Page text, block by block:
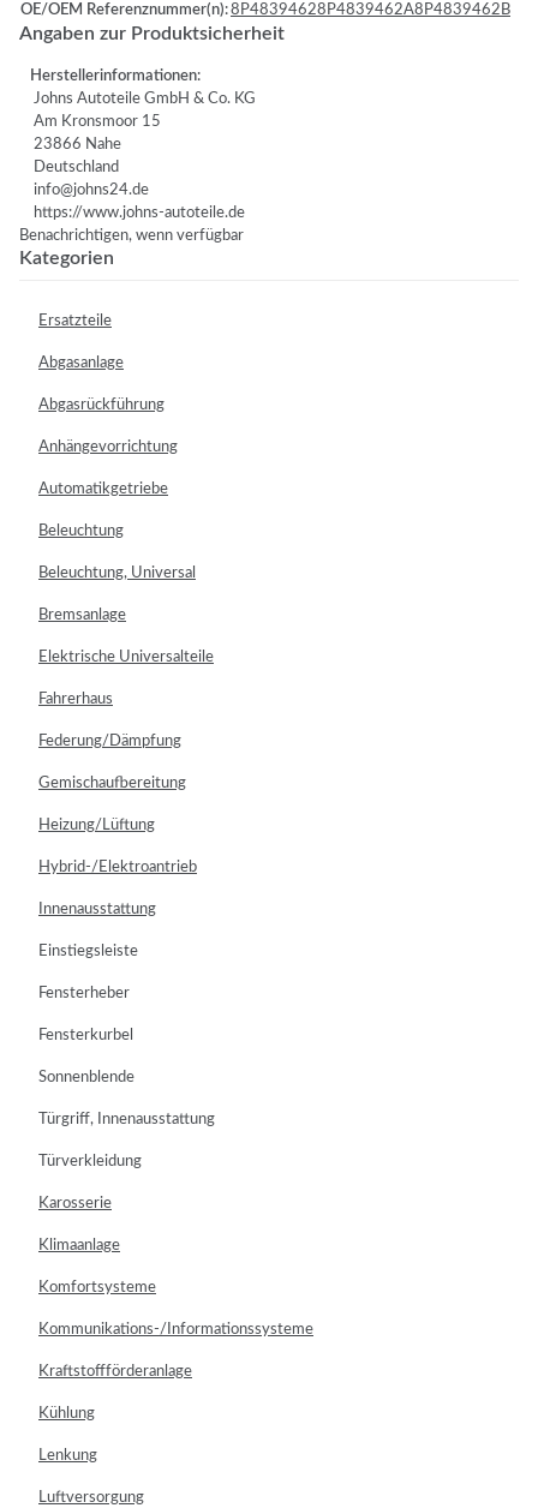
OE/OEM Referenznummer(n):8P48394628P4839462A8P4839462B
Angaben zur Produktsicherheit
Herstellerinformationen:
Johns Autoteile GmbH & Co. KG
Am Kronsmoor 15
23866 Nahe
Deutschland
info@johns24.de
https://www.johns-autoteile.de
Benachrichtigen, wenn verfügbar
Kategorien
Ersatzteile
Abgasanlage
Abgasrückführung
Anhängevorrichtung
Automatikgetriebe
Beleuchtung
Beleuchtung, Universal
Bremsanlage
Elektrische Universalteile
Fahrerhaus
Federung/Dämpfung
Gemischaufbereitung
Heizung/Lüftung
Hybrid-/Elektroantrieb
Innenausstattung
Einstiegsleiste
Fensterheber
Fensterkurbel
Sonnenblende
Türgriff, Innenausstattung
Türverkleidung
Karosserie
Klimaanlage
Komfortsysteme
Kommunikations-/Informationssysteme
Kraftstoffförderanlage
Kühlung
Lenkung
Luftversorgung